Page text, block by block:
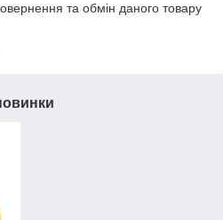
та обмін даного товару